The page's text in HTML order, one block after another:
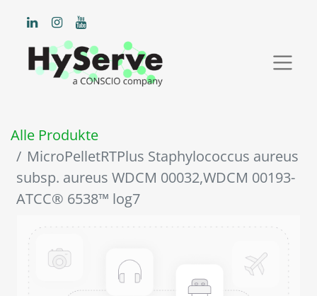
Alle Produkte
MicroPelletRTPlus Staphylococcus aureus
subsp. aureus WDCM 00032,WDCM 00193-
ATCC® 6538™ log7